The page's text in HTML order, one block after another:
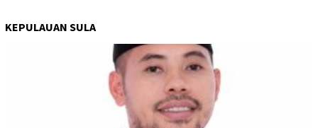
KEPULAUAN SULA